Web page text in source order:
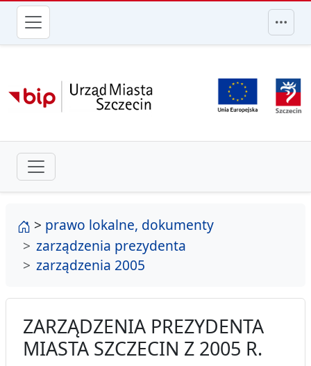
przejdź do głównego menu
strona główna
> prawo lokalne, dokumenty
zarządzenia prezydenta
zarządzenia 2005
ZARZĄDZENIA PREZYDENTA
MIASTA SZCZECIN Z 2005 R.